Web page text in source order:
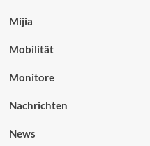
Mijia
Mobilität
Monitore
Nachrichten
News